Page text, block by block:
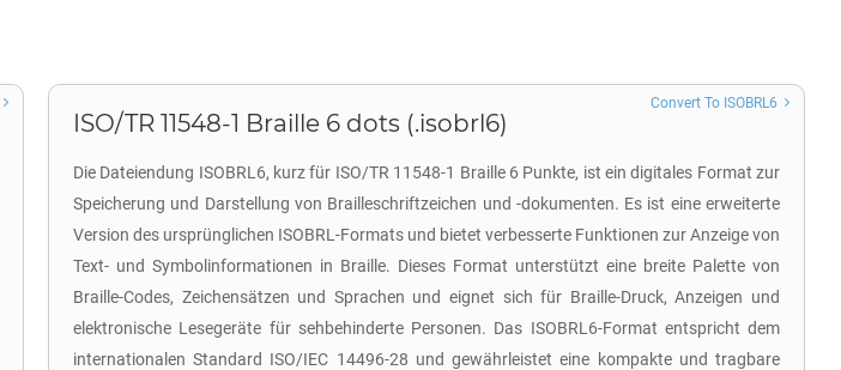
ISO/TR 11548-1 Braille 6 dots (.isobrl6)
Die Dateiendung ISOBRL6, kurz für ISO/TR 11548-1 Braille 6 Punkte, ist ein digitales Format zur
Speicherung und Darstellung von Brailleschriftzeichen und -dokumenten. Es ist eine erweiterte
Version des ursprünglichen ISOBRL-Formats und bietet verbesserte Funktionen zur Anzeige von
Text- und Symbolinformationen in Braille. Dieses Format unterstützt eine breite Palette von
Braille-Codes, Zeichensätzen und Sprachen und eignet sich für Braille-Druck, Anzeigen und
elektronische Lesegeräte für sehbehinderte Personen. Das ISOBRL6-Format entspricht dem
internationalen Standard ISO/IEC 14496-28 und gewährleistet eine kompakte und tragbare
Convert To ISOBRL6